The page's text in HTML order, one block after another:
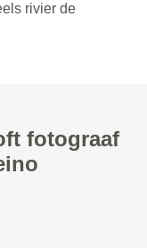
rivier de
fotograaf